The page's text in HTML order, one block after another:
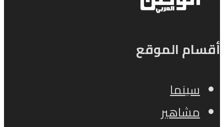
أقسام الموقع
سينما
مشاهير